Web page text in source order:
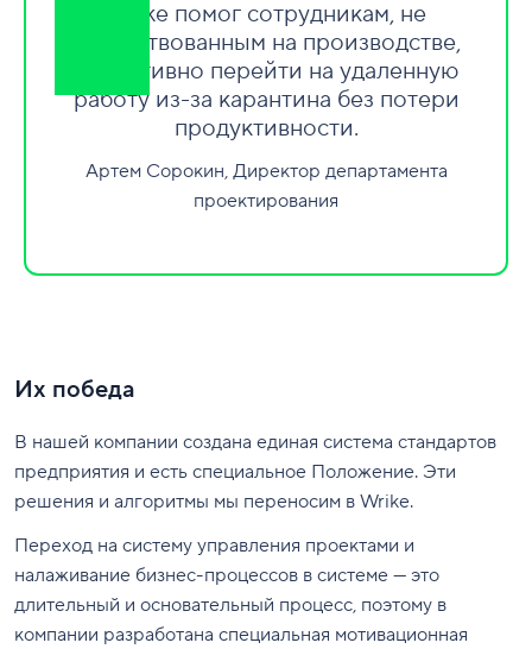
Wrike помог сотрудникам, не
задействованным на производстве,
оперативно перейти на удаленную
работу из-за карантина без потери
продуктивности.
Артем Сорокин, Директор департамента
проектирования
Их победа
В нашей компании создана единая система стандартов
предприятия и есть специальное Положение. Эти
решения и алгоритмы мы переносим в Wrike.
Переход на систему управления проектами и
налаживание бизнес-процессов в системе — это
длительный и основательный процесс, поэтому в
компании разработана специальная мотивационная